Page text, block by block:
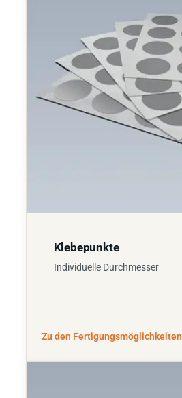
Klebepunkte
Individuelle Durchmesser
Zu den Fertigungsmöglichkeiten